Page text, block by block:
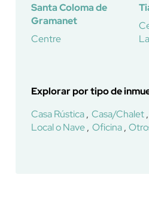
Santa Coloma de
Gramanet
Centre
Explorar por tipo de
Casa Rústica Casa/Chalet
Local o Nave Oficina